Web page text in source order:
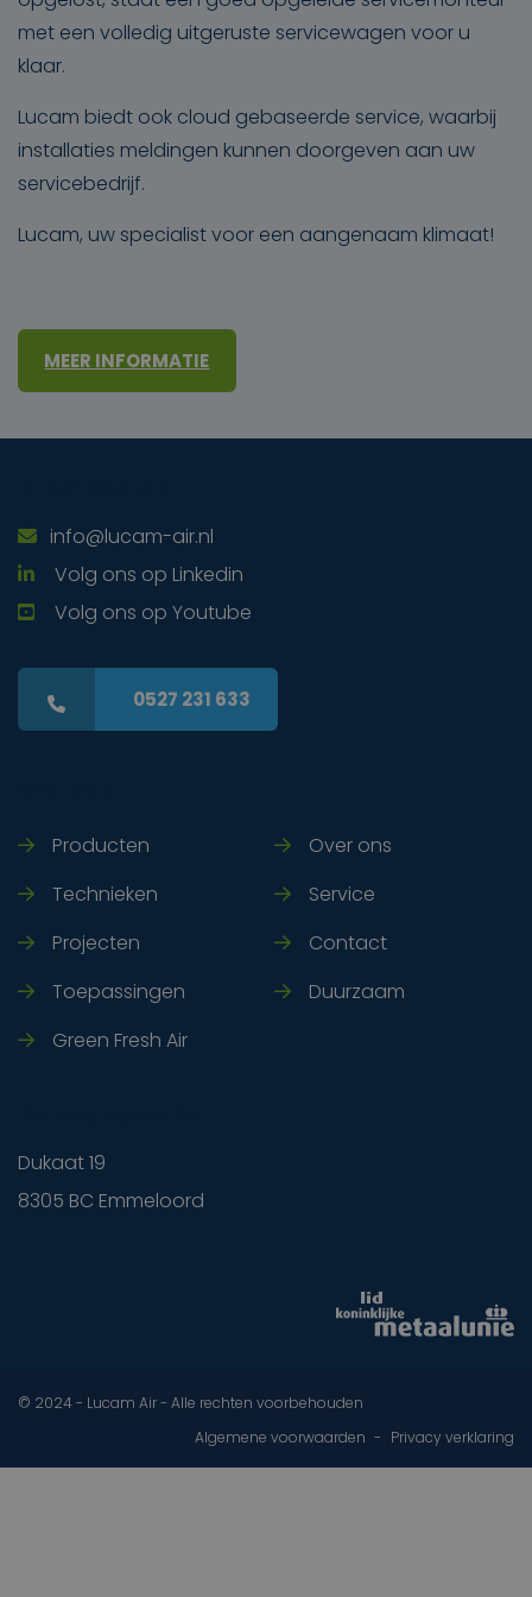
met een volledig uitgeruste servicewagen voor u
klaar.
Lucam biedt ook cloud gebaseerde service, waarbij
installaties meldingen kunnen doorgeven aan uw
servicebedrijf.
Lucam, uw specialist voor een aangenaam klimaat!
MEER INFORMATIE
info@lucam-air.nl
Volg ons op Linkedin
Volg ons op Youtube
0527 231 633
Producten
Technieken
Projecten
Toepassingen
Green Fresh Air
Over ons
Service
Contact
Duurzaam
Dukaat 19
8305 BC Emmeloord
© 2024 - Lucam Air - Alle rechten voorbehouden
Algemene voorwaarden
Privacy verklaring